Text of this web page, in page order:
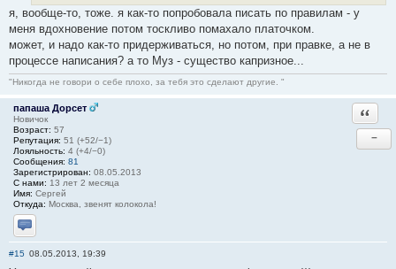
я, вообще-то, тоже. я как-то попробовала писать по правилам - у
меня вдохновение потом тоскливо помахало платочком.
может, и надо как-то придерживаться, но потом, при правке, а не в
процессе написания? а то Муз - существо капризное...
"Никогда не говори о себе плохо, за тебя это сделают другие. "
папаша Дорсет
Новичок
Возраст: 57
Репутация: 51 (+52/−1)
Лояльность: 4 (+4/−0)
Сообщения: 81
Зарегистрирован: 08.05.2013
С нами: 13 лет 2 месяца
Имя: Сергей
Откуда: Москва, звенят колокола!
Отправить личное сообщение
−
#15 08.05.2013, 19:39